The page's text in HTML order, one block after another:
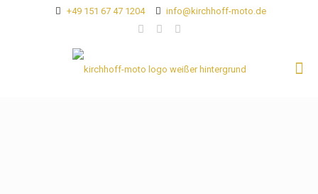
+49 151 67 47 1204 info@kirchhoff-moto.de